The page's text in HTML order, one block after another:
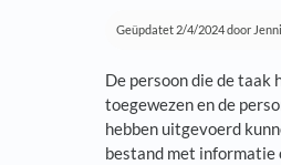
Geüpdatet 2/4/2024door
De persoon die de taak
toegewezen en de
hebben uitgevoerd
bestand met informatie